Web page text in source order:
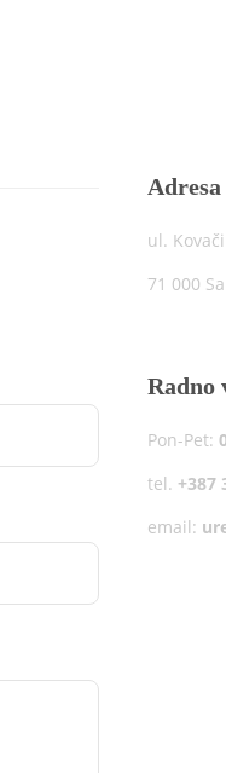
Adresa
ul.
71 000
Radno
Pon-Pet:
tel. +387
email: